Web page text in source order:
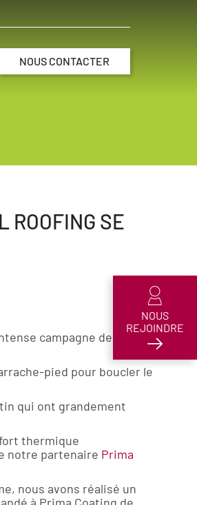
NOUS
REJOINDRE
NOUS CONTACTER
ROOFING SE
campagne de Cool
pied pour boucler le
qui ont grandement
thermique
notre partenaire Prima
nous avons réalisé un